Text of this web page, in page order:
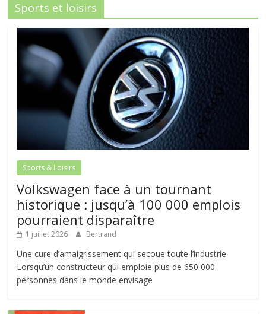
Sports et loisirs
Sports & Loisirs
Volkswagen face à un tournant
historique : jusqu’à 100 000 emplois
pourraient disparaître
1 juillet 2026 Bertrand
Une cure d’amaigrissement qui secoue toute l’industrie
Lorsqu’un constructeur qui emploie plus de 650 000
personnes dans le monde envisage